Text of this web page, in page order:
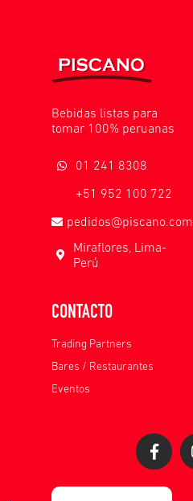
Bebidas listas para
tomar 100% peruanas
01 241 8308
+51 952 100 722
pedidos@piscano.com
Miraflores, Lima-
Perú
CONTACTO
Trading Partners
Bares / Restaurantes
Eventos